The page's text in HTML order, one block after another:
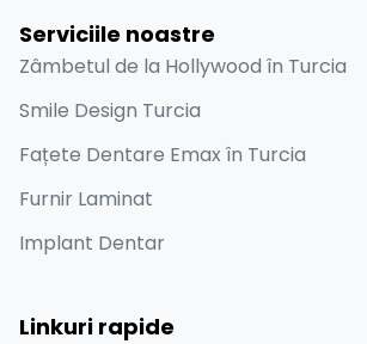
Serviciile noastre
Zâmbetul de la Hollywood în Turcia
Smile Design Turcia
Fațete Dentare Emax în Turcia
Furnir Laminat
Implant Dentar
Linkuri rapide